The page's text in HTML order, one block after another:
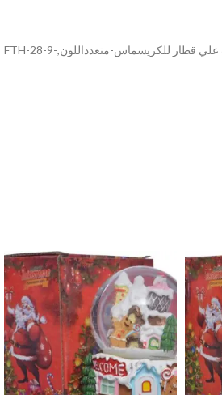
كرة الثلج بابا نويل يحمل دبدوب علي قطار للكريسماس-متعدداللون,FTH-28-9-